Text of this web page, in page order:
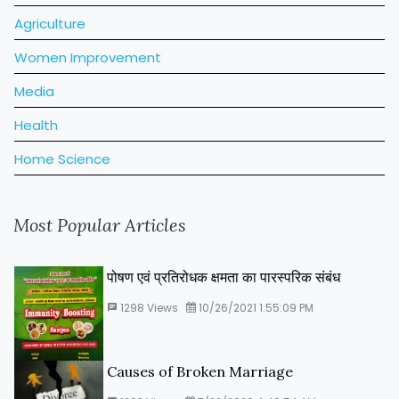
Agriculture
Women Improvement
Media
Health
Home Science
Most Popular Articles
पोषण एवं प्रतिरोधक क्षमता का पारस्‍परिक संबंध
1298 Views 10/26/2021 1:55:09 PM
Causes of Broken Marriage